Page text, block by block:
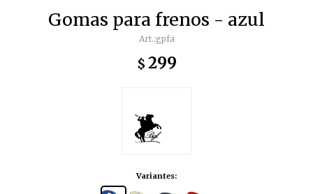
Gomas para frenos - azul
gpfa
$ 299
Variantes: